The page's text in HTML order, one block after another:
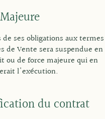
ses obligations aux termes
de Vente sera suspendue en
ou de force majeure qui en
l'exécution.
du contrat